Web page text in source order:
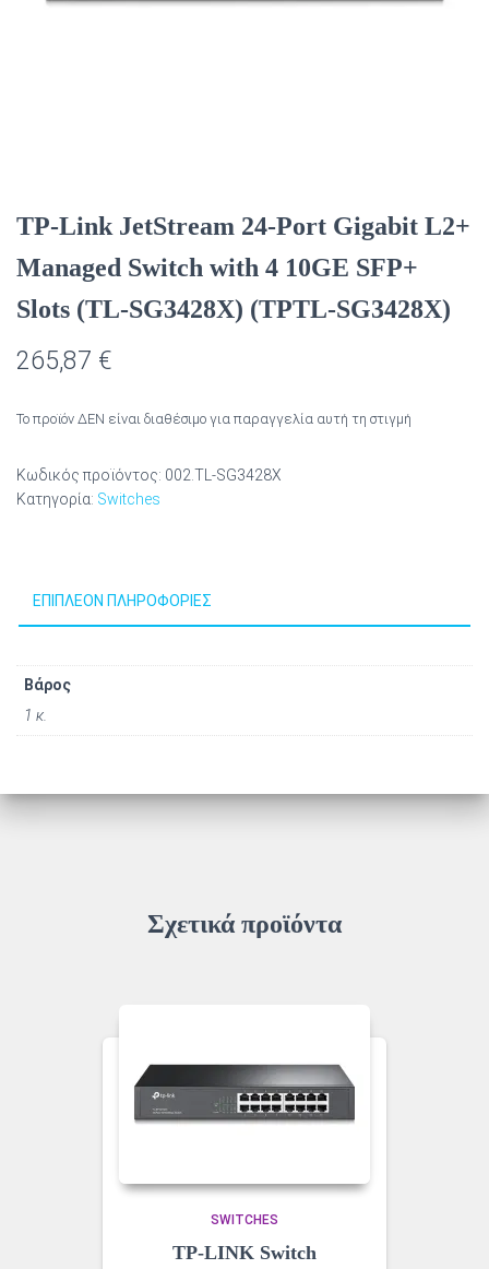
TP-Link JetStream 24-Port Gigabit L2+
Managed Switch with 4 10GE SFP+
Slots (TL-SG3428X) (TPTL-SG3428X)
265,87 €
Το προϊόν ΔΕΝ είναι διαθέσιμο για παραγγελία αυτή τη στιγμή
Κωδικός προϊόντος: 002.TL-SG3428X
Κατηγορία: Switches
ΕΠΙΠΛΈΟΝ ΠΛΗΡΟΦΟΡΊΕΣ
Βάρος
1 κ.
Σχετικά προϊόντα
SWITCHES
TP-LINK Switch